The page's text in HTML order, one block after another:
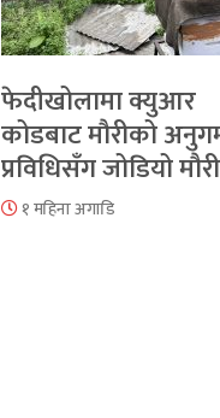
फेदीखोलामा क्युआर
कोडबाट मौरीको
प्रविधिसँग जोडियो
१ महिना अगाडि